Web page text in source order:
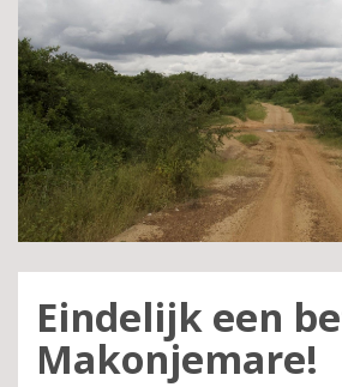
Eindelijk een
Makonjemare!